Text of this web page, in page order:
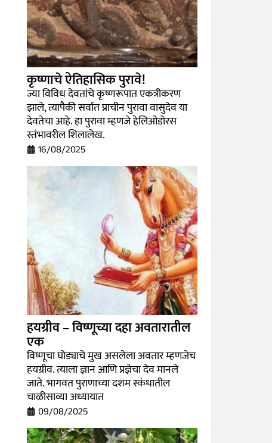
कृष्णाचे ऐतिहासिक पुरावे!
ज्या विविध देवतांचे कृष्णरूपात एकत्रीकरण
झाले, त्यापैकी सर्वात प्राचीन पुरावा वासुदेव या
देवतेचा आहे. हा पुरावा म्हणजे हेलिओडोरस
स्तंभावरील शिलालेख.
16/08/2025
हयग्रीव – विष्णूच्या दहा अवतारातील
एक
विष्णूचा घोड्याचे मुख असलेला अवतार म्हणजेच
हयग्रीव. त्याला ज्ञान आणि प्रज्ञेचा देव मानले
जाते. भागवत पुराणाच्या दशम स्कंधातील
चाळीसाव्या अध्यायात
09/08/2025